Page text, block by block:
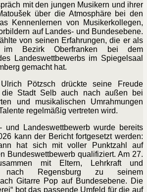
mit den jungen Musikern und ihrer
über die Atmosphäre bei den
Kennenlernen von Musikerkollegen,
auf Landes- und Bundesebene.
von seinen Erfahrungen, die er als
im Bezirk Oberfranken bei dem
Landeswettbewerbs im Spiegelsaal
gemacht hat.
Ulrich Pötzsch drückte seine Freude
Stadt Selb auch nach außen bei
und musikalischen Umrahmungen
regelmäßig vertreten wird.
und Landeswettbewerb wurde bereits
kann der Bericht fortgesetzt werden:
hat sich mit voller Punktzahl auf
Bundeswettbewerb qualifiziert. Am 27.
mit Eltern, Lehrkraft und
nach Regensburg zu seinem
Gitarre Pop auf Bundesebene. Die
bot das passende Umfeld für die auf